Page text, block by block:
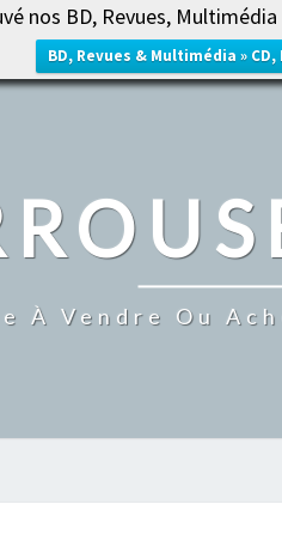
nos BD, Revues, Multimédia
BD, Revues & Multimédia »
À Vendre Ou